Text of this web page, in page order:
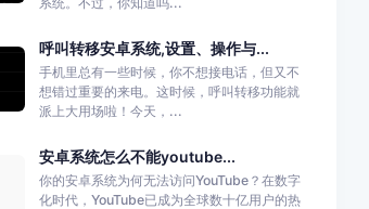
呼叫转移安卓系统,设置、操作与...
手机里总有一些时候，你不想接电话，但又不
想错过重要的来电。这时候，呼叫转移功能就
派上大用场啦！今天，...
安卓系统怎么不能youtube...
你的安卓系统为何无法访问YouTube？在数字
化时代，YouTube已成为全球数十亿用户的热